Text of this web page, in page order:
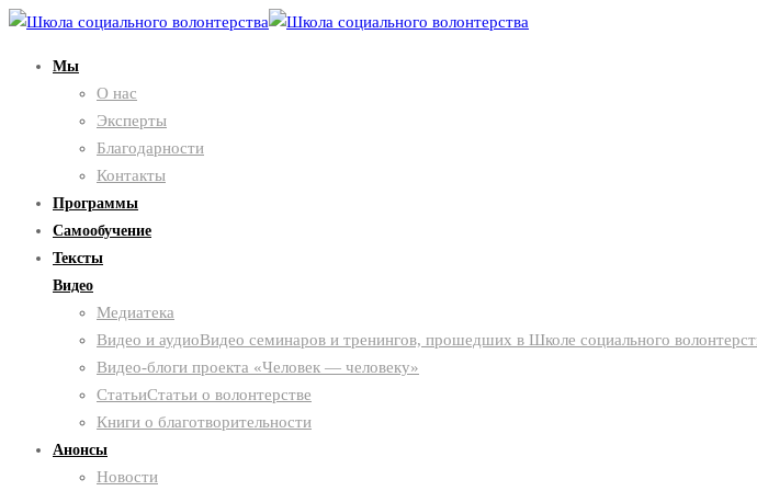
Мы
О нас
Эксперты
Благодарности
Контакты
Программы
Самообучение
Тексты
Видео
Медиатека
Видео и аудиоВидео семинаров и тренингов, прошедших в Школе социального
Видео-блоги проекта «Человек — человеку»
СтатьиСтатьи о волонтерстве
Книги о благотворительности
Анонсы
Новости